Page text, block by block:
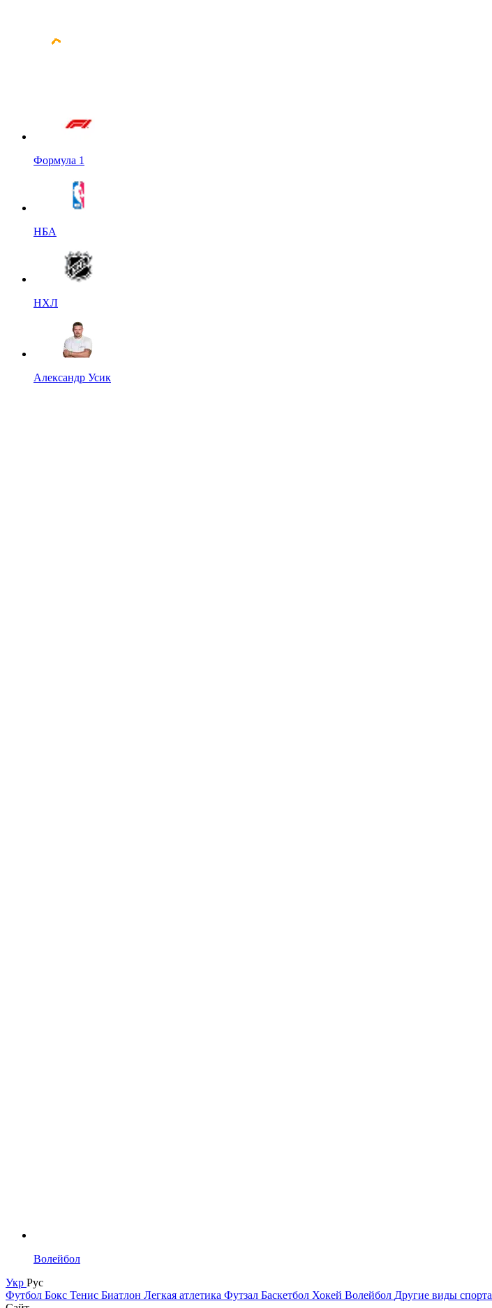
Формула 1
НБА
НХЛ
Александр Усик
Волейбол
Укр Рус
Футбол Бокс Тенис Биатлон Легкая атлетика Футзал Баскетбол Хокей Волейбол Другие виды спорта